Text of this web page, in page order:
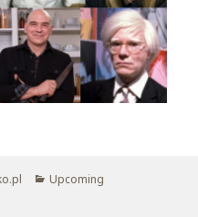
Kategorie
Upcoming